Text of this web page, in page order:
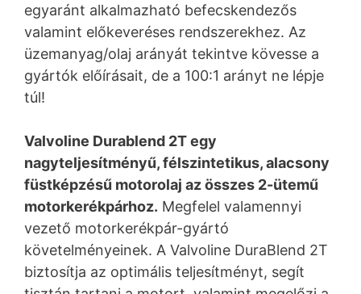
egyaránt alkalmazható befecskendezős
valamint előkeveréses rendszerekhez. Az
üzemanyag/olaj arányát tekintve kövesse a
gyártók előírásait, de a 100:1 arányt ne lépje
túl!
Valvoline Durablend 2T egy
nagyteljesítményű, félszintetikus, alacsony
füstképzésű motorolaj az összes 2-ütemű
motorkerékpárhoz. Megfelel valamennyi
vezető motorkerékpár-gyártó
követelményeinek. A Valvoline DuraBlend 2T
biztosítja az optimális teljesítményt, segít